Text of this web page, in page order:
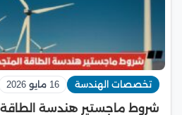
تخصصات الهندسة 16 مايو 2026
شروط ماجستير هندسة الطاقة